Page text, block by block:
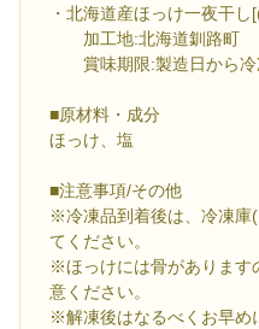
・北海道産ほっけ一夜干
加工地:北海道釧路町
賞味期限:製造日から冷
■原材料・成分
ほっけ、塩
■注意事項/その他
※冷凍品到着後は、冷凍
てください。
※ほっけには骨があります
意ください。
※解凍後はなるべくお早め